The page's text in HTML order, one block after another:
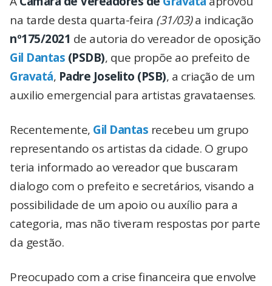
na tarde desta quarta-feira (31/03)a indicação
nº175/2021 de autoria do vereador de oposição
Gil Dantas (PSDB), que propõe ao prefeito de
Gravatá, Padre Joselito (PSB), a criação de um
auxilio emergencial para artistas gravataenses.
Recentemente, Gil Dantas recebeu um grupo
representando os artistas da cidade. O grupo
teria informado ao vereador que buscaram
dialogo com o prefeito e secretários, visando a
possibilidade de um apoio ou auxílio para a
categoria, mas não tiveram respostas por parte
da gestão.
Preocupado com a crise financeira que envolve